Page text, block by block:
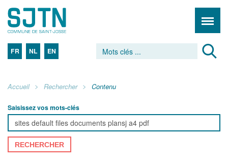
FR NL EN
Accueil Rechercher Contenu
Saisissez vos mots-clés
RECHERCHER